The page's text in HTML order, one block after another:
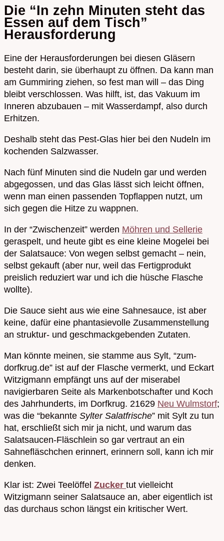
Die “In zehn Minuten steht das
Essen auf dem Tisch”
Herausforderung
Eine der Herausforderungen bei diesen Gläsern
besteht darin, sie überhaupt zu öffnen. Da kann man
am Gummiring ziehen, so fest man will – das Ding
bleibt verschlossen. Was hilft, ist, das Vakuum im
Inneren abzubauen – mit Wasserdampf, also durch
Erhitzen.
Deshalb steht das Pest-Glas hier bei den Nudeln im
kochenden Salzwasser.
Nach fünf Minuten sind die Nudeln gar und werden
abgegossen, und das Glas lässt sich leicht öffnen,
wenn man einen passenden Topflappen nutzt, um
sich gegen die Hitze zu wappnen.
In der “Zwischenzeit” werden Möhren und Sellerie
geraspelt, und heute gibt es eine kleine Mogelei bei
der Salatsauce: Von wegen selbst gemacht – nein,
selbst gekauft (aber nur, weil das Fertigprodukt
preislich reduziert war und ich die hüsche Flasche
wollte).
Die Sauce sieht aus wie eine Sahnesauce, ist aber
keine, dafür eine phantasievolle Zusammenstellung
an struktur- und geschmackgebenden Zutaten.
Man könnte meinen, sie stamme aus Sylt, “zum-
dorfkrug.de” ist auf der Flasche vermerkt, und Eckart
Witzigmann empfängt uns auf der miserabel
navigierbaren Seite als Markenbotschafter und Koch
des Jahrhunderts, im Dorfkrug. 21629 Neu Wulmstorf;
was die “bekannte Sylter Salatfrische” mit Sylt zu tun
hat, erschließt sich mir ja nicht, und warum das
Salatsaucen-Fläschlein so gar vertraut an ein
Sahnefläschchen erinnert, erinnern soll, kann ich mir
denken.
Klar ist: Zwei Teelöffel Zucker tut vielleicht
Witzigmann seiner Salatsauce an, aber eigentlich ist
das durchaus schon längst ein kritischer Wert.